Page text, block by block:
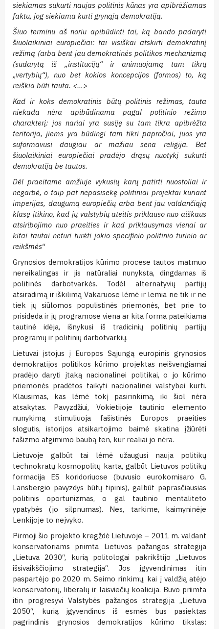
siekiamas sukurti naujas politinis kūnas yra apibrėžiamas
faktu, jog siekiama kurti grynąją demokratiją.
Šiuo terminu aš noriu apibūdinti tai, ką bando padaryti
šiuolaikiniai europiečiai: tai visiškai atskirti demokratinį
režimą (arba bent jau demokratinės politikos mechanizmą
(sudarytą iš „institucijų“ ir animuojamą tam tikrų
„vertybių“), nuo bet kokios koncepcijos (formos) to, ką
reiškia būti tauta. <…>
Kad ir koks demokratinis būtų politinis režimas, tauta
niekada nėra apibūdinama pagal politinio režimo
charakterį: jos nariai yra susiję su tam tikra apibrėžta
teritorija, jiems yra būdingi tam tikri papročiai, juos yra
suformavusi daugiau ar mažiau sena religija. Bet
šiuolaikiniai europiečiai pradėjo drąsų nuotykį sukurti
demokratiją be tautos.
Dėl praeitame amžiuje vykusių karų patirti nuostoliai ir
negarbė, o taip pat nepasisekę politiniai projektai kuriant
imperijas, daugumą europiečių arba bent jau valdančiąją
klasę įtikino, kad jų valstybių ateitis priklauso nuo aiškaus
atsiribojimo nuo praeities ir kad priklausymas vienai ar
kitai tautai neturi turėti jokio specifinio politinio turinio ar
reikšmės“
Grynosios demokratijos kūrimo procese tautos matmuo
nereikalingas ir jis natūraliai nunyksta, dingdamas iš
politinės darbotvarkės. Todėl alternatyvių partijų
atsiradimą ir iškilimą Vakaruose lėmė ir lemia ne tik ir ne
tiek jų siūlomos populistinės priemonės, bet prie to
prisideda ir jų programose viena ar kita forma pateikiama
tautinė idėja, išnykusi iš tradicinių politinių partijų
programų ir politinių darbotvarkių.
Lietuvai įstojus į Europos Sąjungą europinis grynosios
demokratijos politikos kūrimo projektas neišvengiamai
pradėjo daryti įtaką nacionalinei politikai, o jo kūrimo
priemonės pradėtos taikyti nacionalinei valstybei kurti.
Klausimas, kas lėmė tokį pasirinkimą, iki šiol nėra
atsakytas. Pavyzdžiui, Vokietijoje tautinio elemento
nunykimą stimuliuoja fašistinės Europos praeities
slogutis, istorijos atsikartojimo baimė skatina įžiūrėti
fašizmo atgimimo baubą ten, kur realiai jo nėra.
Lietuvoje galbūt tai lėmė užaugusi nauja politikų
technokratų kosmopolitų karta, galbūt Lietuvos politikų
formacija ES koridoriuose (buvusio eurokomisaro G.
Lansbergio pavyzdys būtų tipinis), galbūt paprasčiausias
politinis oportunizmas, o gal tautinio mentaliteto
ypatybės (jo silpnumas). Nes, tarkime, kaimyninėje
Lenkijoje to neįvyko.
Pirmoji šio projekto kregždė Lietuvoje – 2011 m. valdant
konservatoriams priimta Lietuvos pažangos strategija
„Lietuva 2030“, kurią politologai pakrikštijo „Lietuvos
išsivaikščiojimo strategija“. Jos įgyvendinimas itin
paspartėjo po 2020 m. Seimo rinkimų, kai į valdžią atėjo
konservatorių, liberalų ir laisviečių koalicija. Buvo priimta
itin progresyvi Valstybės pažangos strategija „Lietuva
2050“, kurią įgyvendinus iš esmės bus pasiektas
pagrindinis grynosios demokratijos kūrimo tikslas: